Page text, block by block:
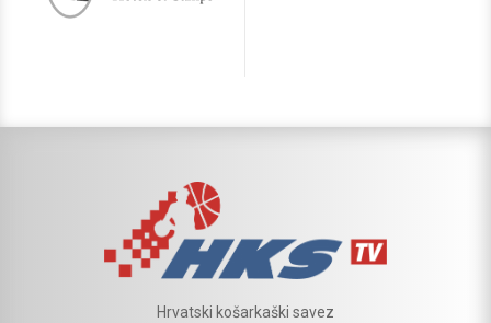
Hrvatski košarkaški savez